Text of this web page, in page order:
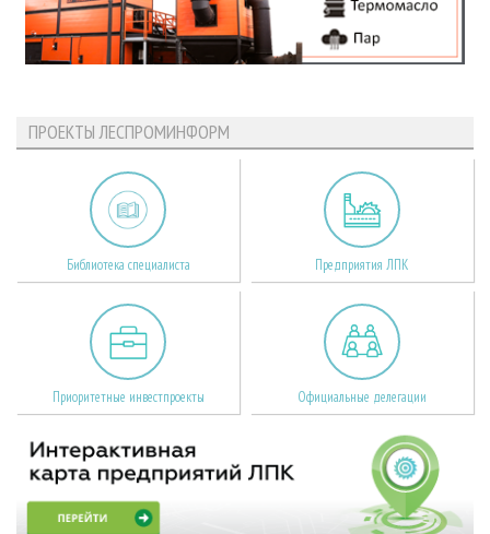
ПРОЕКТЫ ЛЕСПРОМИНФОРМ
Библиотека специалиста Предприятия ЛПК
Приоритетные инвестпроекты Официальные делегации